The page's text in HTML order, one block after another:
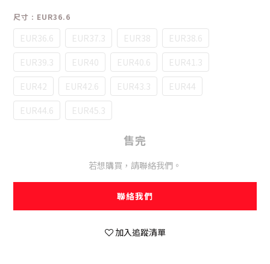
尺寸 : EUR36.6
EUR36.6 EUR37.3 EUR38
EUR38.6
EUR39.3
EUR40 EUR40.6
EUR41.3
EUR42
EUR42.6 EUR43.3
EUR44
EUR44.6
EUR45.3
售完
若想購買，請聯絡我們。
聯絡我們
加入追蹤清單